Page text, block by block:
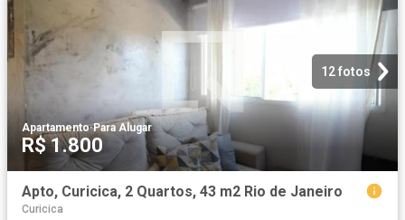
12 fotos
Apartamento·Para Alugar
R$ 1.800
Apto, Curicica, 2 Quartos, 43 m2 Rio de Janeiro
Curicica